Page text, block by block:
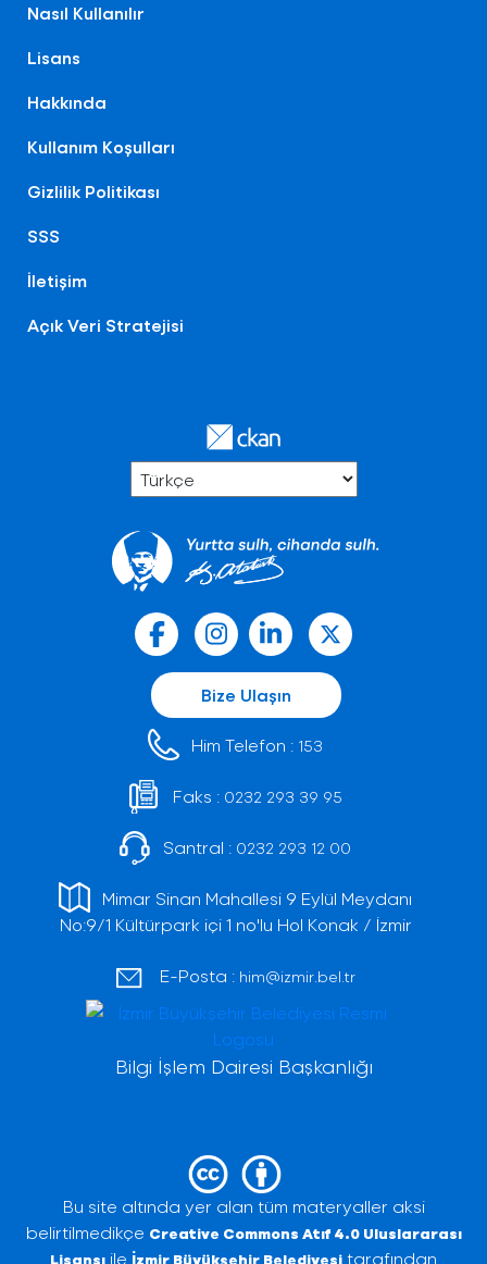
Nasıl Kullanılır
Lisans
Hakkında
Kullanım Koşulları
Gizlilik Politikası
SSS
İletişim
Açık Veri Stratejisi
Bize Ulaşın
Him Telefon : 153
Faks : 0232 293 39 95
Santral : 0232 293 12 00
Mimar Sinan Mahallesi 9 Eylül Meydanı
No:9/1 Kültürpark içi 1 no'lu Hol Konak / İzmir
E-Posta : him@izmir.bel.tr
Bilgi İşlem Dairesi Başkanlığı
Bu site altında yer alan tüm materyaller aksi
belirtilmedikçe Creative Commons Atıf 4.0 Uluslararası
Lisansı ile İzmir Büyükşehir Belediyesi tarafından